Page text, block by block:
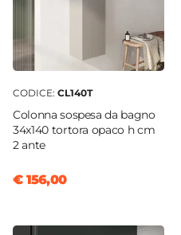
CODICE: CL140T
Colonna sospesa da bagno
34x140 tortora opaco h cm
2 ante
€ 156,00